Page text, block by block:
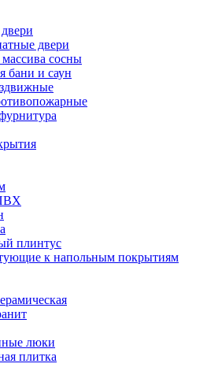
двери
сосны
бани и саун
плинтус
к напольным покрытиям
люки
плитка